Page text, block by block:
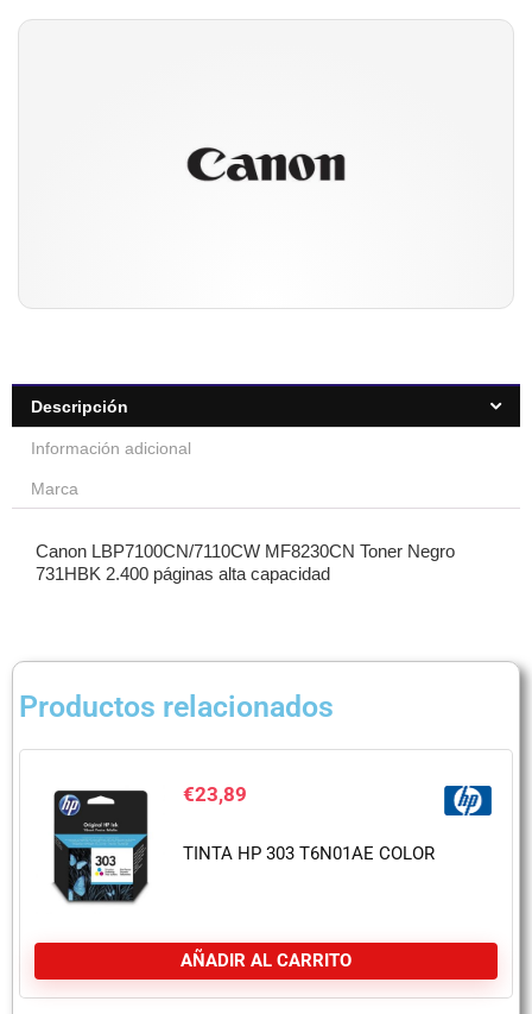
Descripción
Información adicional
Marca
Canon LBP7100CN/7110CW MF8230CN Toner Negro
731HBK 2.400 páginas alta capacidad
Productos relacionados
€23,89
TINTA HP 303 T6N01AE COLOR
AÑADIR AL CARRITO